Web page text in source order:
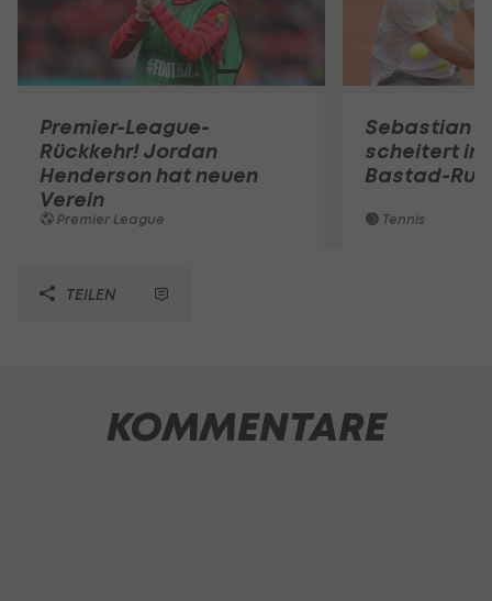
Premier-League-
Rückkehr! Jordan
Henderson hat neuen
Verein
Premier League
Sebastian
scheitert in
Bastad-
Tennis
TEILEN
KOMMENTARE